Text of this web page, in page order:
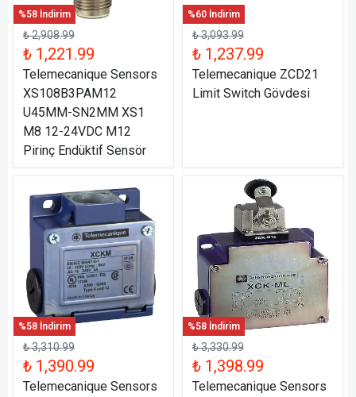
%58 İndirim
₺ 2,908.99
₺ 1,221.99
Telemecanique Sensors
XS108B3PAM12
U45MM-SN2MM XS1
M8 12-24VDC M12
Pirinç Endüktif Sensör
%60 İndirim
₺ 3,093.99
₺ 1,237.99
Telemecanique ZCD21
Limit Switch Gövdesi
%58 İndirim
₺ 3,310.99
₺ 1,390.99
Telemecanique Sensors
%58 İndirim
₺ 3,330.99
₺ 1,398.99
Telemecanique Sensors